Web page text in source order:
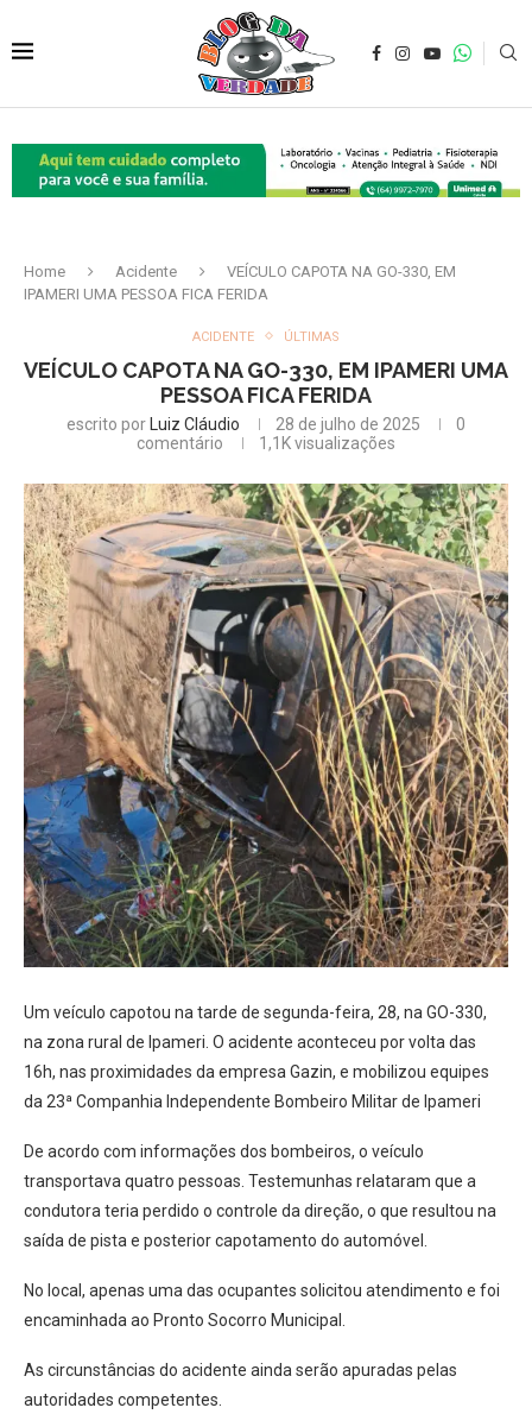
Home Acidente
VEÍCULO CAPOTA NA GO-330, EM
IPAMERI UMA PESSOA FICA FERIDA
ACIDENTE ÚLTIMAS
VEÍCULO CAPOTA NA GO-330, EM IPAMERI UMA
PESSOA FICA FERIDA
escrito por Luiz Cláudio 28 de julho de 2025
0
comentário
1,1Kvisualizações
Um veículo capotou na tarde de segunda-feira, 28, na GO-330,
na zona rural de Ipameri. O acidente aconteceu por volta das
16h, nas proximidades da empresa Gazin, e mobilizou equipes
da 23ª Companhia Independente Bombeiro Militar de Ipameri
De acordo com informações dos bombeiros, o veículo
transportava quatro pessoas. Testemunhas relataram que a
condutora teria perdido o controle da direção, o que resultou na
saída de pista e posterior capotamento do automóvel.
No local, apenas uma das ocupantes solicitou atendimento e foi
encaminhada ao Pronto Socorro Municipal.
As circunstâncias do acidente ainda serão apuradas pelas
autoridades competentes.